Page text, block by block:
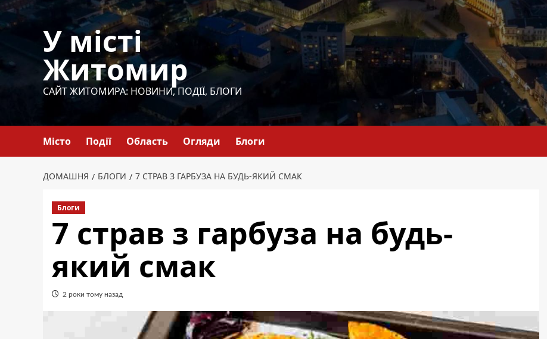
Перейти
У місті
Житомир
САЙТ ЖИТОМИРА: НОВИНИ, ПОДІЇ, БЛОГИ
Місто Події Область Огляди Блоги
ДОМАШНЯ БЛОГИ 7 СТРАВ З ГАРБУЗА НА БУДЬ-ЯКИЙ СМАК
Блоги
7 страв з гарбуза на будь-
який смак
2 роки тому назад